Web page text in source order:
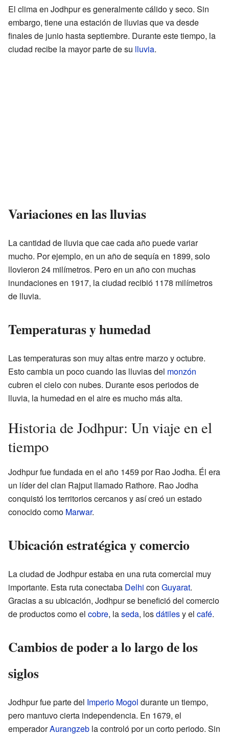
El clima en Jodhpur es generalmente cálido y seco. Sin
embargo, tiene una estación de lluvias que va desde
finales de junio hasta septiembre. Durante este tiempo, la
ciudad recibe la mayor parte de su lluvia.
Variaciones en las lluvias
La cantidad de lluvia que cae cada año puede variar
mucho. Por ejemplo, en un año de sequía en 1899, solo
llovieron 24 milímetros. Pero en un año con muchas
inundaciones en 1917, la ciudad recibió 1178 milímetros
de lluvia.
Temperaturas y humedad
Las temperaturas son muy altas entre marzo y octubre.
Esto cambia un poco cuando las lluvias del monzón
cubren el cielo con nubes. Durante esos periodos de
lluvia, la humedad en el aire es mucho más alta.
Historia de Jodhpur: Un viaje en el
tiempo
Jodhpur fue fundada en el año 1459 por Rao Jodha. Él era
un líder del clan Rajput llamado Rathore. Rao Jodha
conquistó los territorios cercanos y así creó un estado
conocido como Marwar.
Ubicación estratégica y comercio
La ciudad de Jodhpur estaba en una ruta comercial muy
importante. Esta ruta conectaba Delhi con Guyarat.
Gracias a su ubicación, Jodhpur se benefició del comercio
de productos como el cobre, laseda, losdátilesy el café.
Cambios de poder a lo largo de los
siglos
Jodhpur fue parte del Imperio Mogol durante un tiempo,
pero mantuvo cierta independencia. En 1679, el
emperadorAurangzeb la controló por un corto periodo. Sin